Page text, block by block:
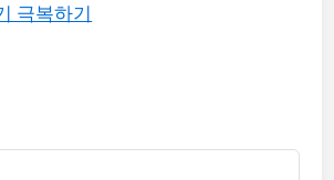
극복하기